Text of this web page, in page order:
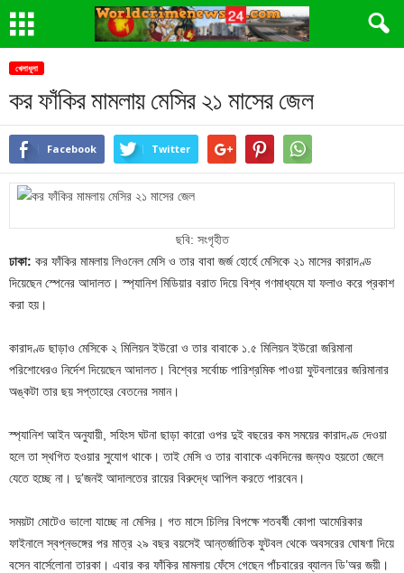
খেলাধূলা
কর ফাঁকির মামলায় মেসির ২১ মাসের জেল
Facebook Twitter
ছবি: সংগৃহীত
ঢাকা: কর ফাঁকির মামলায় লিওনেল মেসি ও তার বাবা জর্জ হোর্হে মেসিকে ২১ মাসের কারাদণ্ড
দিয়েছেন স্পেনের ‍আদালত। স্প্যানিশ মিডিয়ার বরাত দিয়ে বিশ্ব গণমাধ্যমে যা ফলাও করে প্রকাশ
করা হয়।
কারাদণ্ড ছাড়াও মেসিকে ২ মিলিয়ন ইউরো ও তার বাবাকে ১.৫ মিলিয়ন ইউরো জরিমানা
পরিশোধেরও নির্দেশ দিয়েছেন আদালত। বিশ্বের সর্বোচ্চ পারিশ্রমিক পাওয়া ফুটবলারের জরিমানার
অঙ্কটা তার ছয় সপ্তাহের বেতনের সমান।
স্প্যানিশ আইন অনুযায়ী, সহিংস ঘটনা ছাড়া কারো ওপর দুই বছরের কম সময়ের কারাদণ্ড দেওয়া
হলে তা স্থগিত হওয়ার সুযোগ থাকে। তাই মেসি ও তার বাবাকে একদিনের জন্যও হয়তো জেলে
যেতে হচ্ছে না। দু’জনই আদালতের রায়ের বিরুদ্ধে আপিল করতে পারবেন।
সময়টা মোটেও ভালো যাচ্ছে না মেসির। গত মাসে চিলির বিপক্ষে শতবর্ষী কোপা আমেরিকার
ফাইনালে স্বপ্নভঙ্গের পর মাত্র ২৯ বছর বয়সেই আন্তর্জাতিক ফুটবল থেকে অবসরের ঘোষণা দিয়ে
বসেন বার্সেলোনা তারকা। এবার কর ফাঁকির মামলায় ফেঁসে গেছেন পাঁচবারের ব্যালন ডি’অর জয়ী।